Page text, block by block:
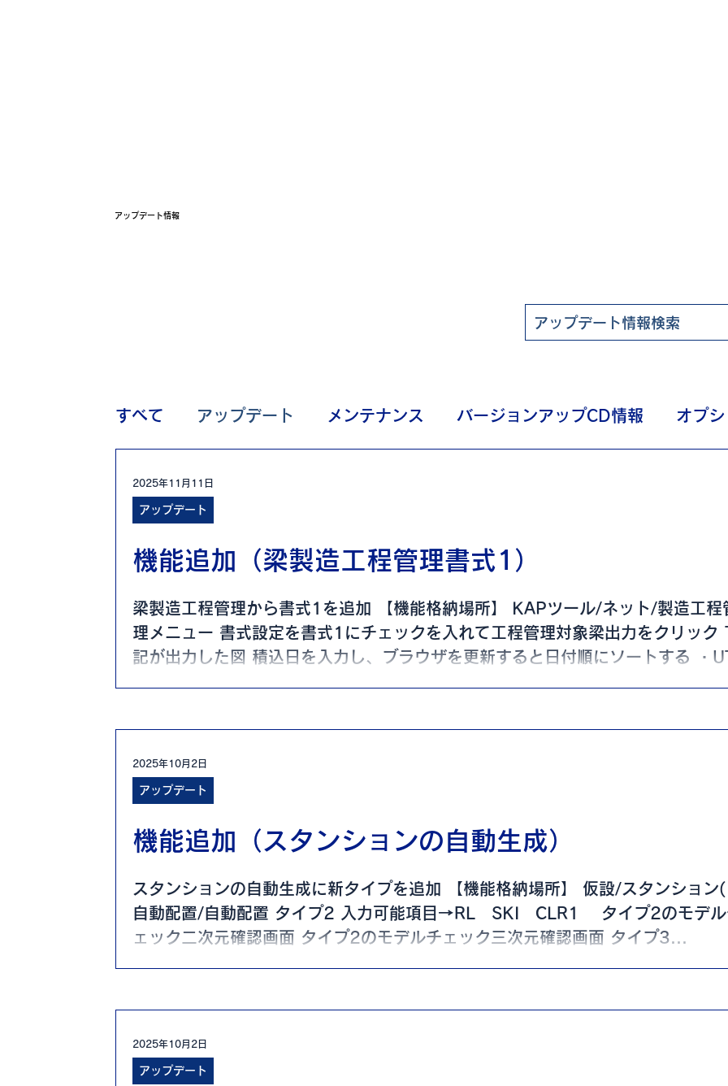
​アップデート情報
すべて アップデート メンテナンス バージョンアップCD情報 オプ
機能追加（梁製造工程管理書式1）
梁製造工程管理から書式1を追加 【機能格納場所】 KAPツール/ネット/製造工程
理メニュー 書式設定を書式1にチェックを入れて工程管理対象梁出力をクリック
記が出力した図 積込日を入力し、ブラウザを更新すると日付順にソートする ・
ければ、赤色表示される
アップデート
2025年11月11日
機能追加（スタンションの自動生成）
スタンションの自動生成に新タイプを追加 【機能格納場所】 仮設/スタンショ
自動配置/自動配置 タイプ2 入力可能項目→RL SKI CLR1 タイプ2のモデル
ェック二次元確認画面 タイプ2のモデルチェック三次元確認画面 タイプ3...
アップデート
2025年10月2日
アップデート
2025年10月2日